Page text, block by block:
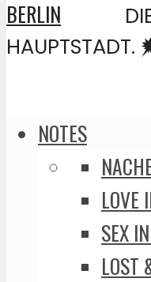
NOTES
LOVE
SEX
LOST